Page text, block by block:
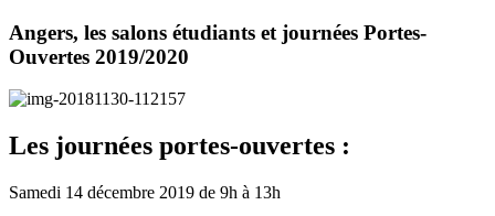
Angers, les salons étudiants et journées Portes-
Ouvertes 2019/2020
Les journées portes-ouvertes :
Samedi 14 décembre 2019 de 9h à 13h